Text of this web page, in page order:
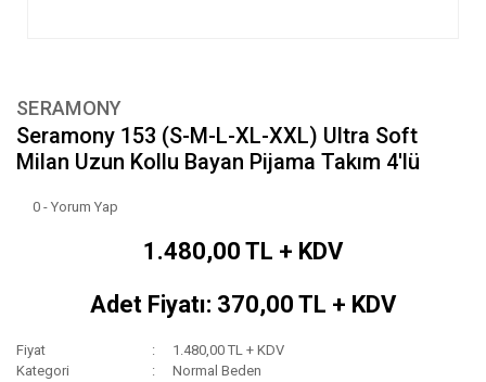
SERAMONY
Seramony 153 (S-M-L-XL-XXL) Ultra Soft
Milan Uzun Kollu Bayan Pijama Takım 4'lü
0 - Yorum Yap
1.480,00 TL + KDV
Adet Fiyatı: 370,00 TL + KDV
Fiyat
1.480,00 TL + KDV
Kategori
Normal Beden